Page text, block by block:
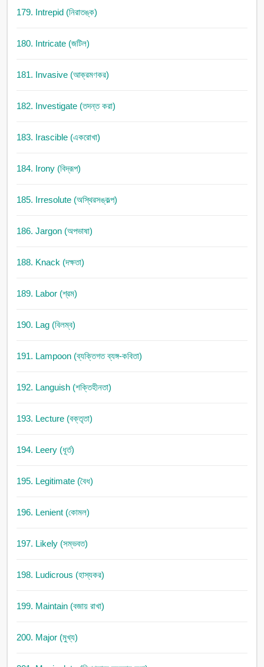
179. Intrepid (নিরাতঙ্ক)
180. Intricate (জটিল)
181. Invasive (আক্রমণকর)
182. Investigate (তদন্ত করা)
183. Irascible (একরোখা)
184. Irony (বিদ্রূপ)
185. Irresolute (অস্থিরসঙ্কল্প)
186. Jargon (অপভাষা)
188. Knack (দক্ষতা)
189. Labor (শ্রম)
190. Lag (বিলম্ব)
191. Lampoon (ব্যক্তিগত ব্যঙ্গ-কবিতা)
192. Languish (শক্তিহীনতা)
193. Lecture (বক্তৃতা)
194. Leery (ধূর্ত)
195. Legitimate (বৈধ)
196. Lenient (কোমল)
197. Likely (সম্ভবত)
198. Ludicrous (হাস্যকর)
199. Maintain (বজায় রাখা)
200. Major (মুখ্য)